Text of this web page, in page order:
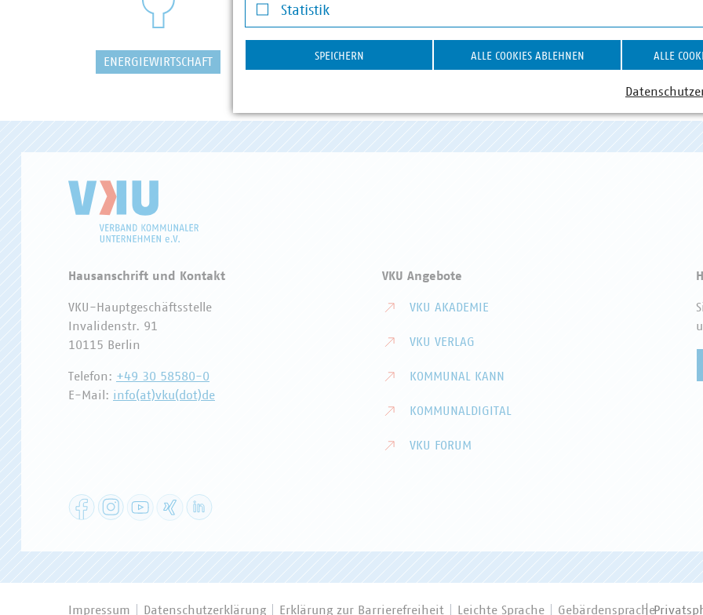
ENERGIEWIRTSCHAFT WASSER/ABWASSER DIGITALISIERUNG/TK
Hausanschrift und Kontakt
VKU-Hauptgeschäftsstelle
Invalidenstr. 91
10115 Berlin
Telefon: +49 30 58580-0
E-Mail: info(at)vku(dot)de
VKU Angebote
VKU AKADEMIE
VKU VERLAG
KOMMUNAL KANN
KOMMUNALDIGITAL
VKU FORUM
FacebookInstagramYouTube XING
Impressum Datenschutzerklärung Erklärung zur Barrierefreiheit Leichte Sprache Gebärdensprache
Statistik
Statistik
SPEICHERN ALLE COOKIES ABLEHNEN ALLE